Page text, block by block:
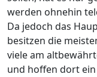
werden ohnehin
Da jedoch das
besitzen die
viele am
und hoffen dort